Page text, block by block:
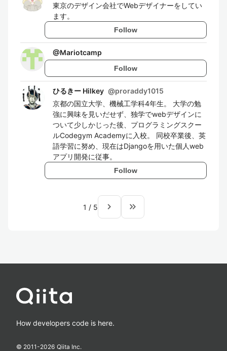
東京のデザイン会社でWebデザイナーをしてい
ます。
Follow
@Mariotcamp
Follow
ひるきー Hilkey @proraddy1015
京都の国立大学、機械工学科4年生。 大学の勉
強に興味を見いだせず、独学でwebデザインに
ついて少しかじった後、プログラミングスクー
ルCodegym Academyに入校。 同校卒業後、英
語学習に努め、現在はDjangoを用いた個人web
アプリ開発に従事。
Follow
1 / 5 navigate_next keyboard_double_arrow_right
How developers code is here.
© 2011-2026 Qiita Inc.